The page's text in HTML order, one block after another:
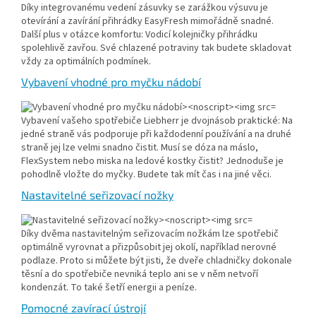
Díky integrovanému vedení zásuvky se zarážkou výsuvu je
otevírání a zavírání přihrádky EasyFresh mimořádně snadné.
Další plus v otázce komfortu: Vodicí kolejničky přihrádku
spolehlivě zavřou. Své chlazené potraviny tak budete skladovat
vždy za optimálních podmínek.
Vybavení vhodné pro myčku nádobí
Vybavení vašeho spotřebiče Liebherr je dvojnásob praktické: Na
jedné straně vás podporuje při každodenní používání a na druhé
straně jej lze velmi snadno čistit. Musí se dóza na máslo,
FlexSystem nebo miska na ledové kostky čistit? Jednoduše je
pohodlně vložte do myčky. Budete tak mít čas i na jiné věci.
Nastavitelné seřizovací nožky
Díky dvěma nastavitelným seřizovacím nožkám lze spotřebič
optimálně vyrovnat a přizpůsobit jej okolí, například nerovné
podlaze. Proto si můžete být jisti, že dveře chladničky dokonale
těsní a do spotřebiče nevniká teplo ani se v něm netvoří
kondenzát. To také šetří energii a peníze.
Pomocné zavírací ústrojí